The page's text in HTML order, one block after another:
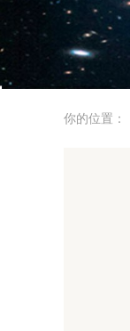
你的位置：